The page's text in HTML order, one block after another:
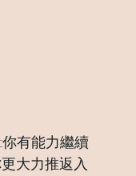
有能力繼續
大力推返入